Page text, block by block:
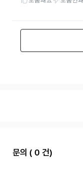
문의 ( 0 건)